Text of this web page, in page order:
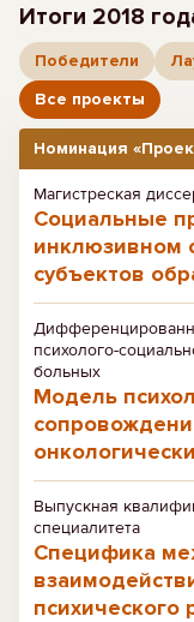
Итоги 2018
Победители
Все проекты
Номинация
Магистреская
Социальные
инклюзивном
субъектов
психолого-
больных
Модель
Выпускная
специалитета
Специфика
психического